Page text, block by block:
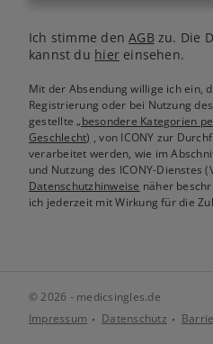
Ich stimme denAGB zu. Die
kannst du hiereinsehen.
Mit der Absendung willige ich ein,
Registrierung oder bei Nutzung
gestellte„besondere Kategorien
Geschlecht) , von ICONY zur
verarbeitet werden, wie im
und Nutzung des ICONY-Dienstes
Datenschutzhinweise näher
ich jederzeit mit Wirkung für die
© 2026 - medicsingles.de
Impressum
Datenschutz